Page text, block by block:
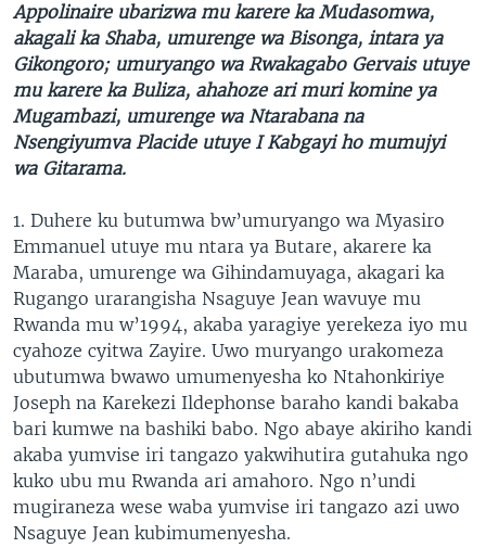
Appolinaire ubarizwa mu karere ka Mudasomwa,
akagali ka Shaba, umurenge wa Bisonga, intara ya
Gikongoro; umuryango wa Rwakagabo Gervais utuye
mu karere ka Buliza, ahahoze ari muri komine ya
Mugambazi, umurenge wa Ntarabana na
Nsengiyumva Placide utuye I Kabgayi ho mumujyi
wa Gitarama.
1. Duhere ku butumwa bw’umuryango wa Myasiro
Emmanuel utuye mu ntara ya Butare, akarere ka
Maraba, umurenge wa Gihindamuyaga, akagari ka
Rugango urarangisha Nsaguye Jean wavuye mu
Rwanda mu w’1994, akaba yaragiye yerekeza iyo mu
cyahoze cyitwa Zayire. Uwo muryango urakomeza
ubutumwa bwawo umumenyesha ko Ntahonkiriye
Joseph na Karekezi Ildephonse baraho kandi bakaba
bari kumwe na bashiki babo. Ngo abaye akiriho kandi
akaba yumvise iri tangazo yakwihutira gutahuka ngo
kuko ubu mu Rwanda ari amahoro. Ngo n’undi
mugiraneza wese waba yumvise iri tangazo azi uwo
Nsaguye Jean kubimumenyesha.